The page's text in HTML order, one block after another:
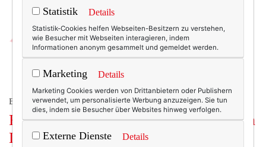
BEAUTY & FASHION
Friday’s Fav: Basis Sensitiv Creme von
Lavera.
Statistik Details
Statistik-Cookies helfen Webseiten-Besitzern zu verstehen,
wie Besucher mit Webseiten interagieren, indem
Informationen anonym gesammelt und gemeldet werden.
Marketing Details
Marketing Cookies werden von Drittanbietern oder Publishern
verwendet, um personalisierte Werbung anzuzeigen. Sie tun
dies, indem sie Besucher über Websites hinweg verfolgen.
Externe Dienste Details